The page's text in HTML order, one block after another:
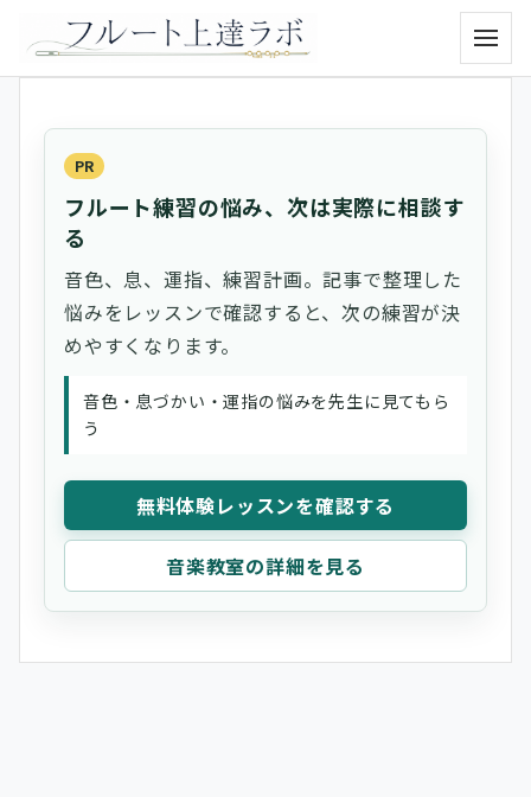
メニ
PR
フルート練習の悩み、次は実際に相談す
る
音色、息、運指、練習計画。記事で整理した
悩みをレッスンで確認すると、次の練習が決
めやすくなります。
音色・息づかい・運指の悩みを先生に見てもら
う
無料体験レッスンを確認する
音楽教室の詳細を見る